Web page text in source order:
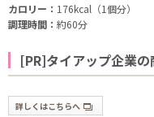
カロリー： 176kcal（1個分）
調理時間： 約60分
[PR]タイアップ企業の
詳しくはこちらへ